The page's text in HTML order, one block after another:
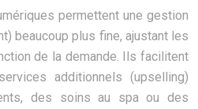
permettent une gestion
beaucoup plus fine, ajustant les
de la demande. Ils facilitent
additionnels (upselling)
des soins au spa ou des